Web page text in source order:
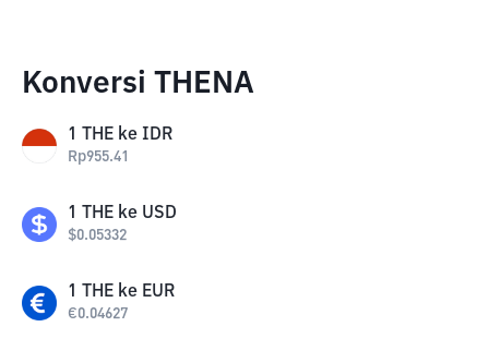
Konversi THENA
1 THE ke IDR
Rp955.41
1 THE ke USD
$0.05332
1 THE ke EUR
€0.04627